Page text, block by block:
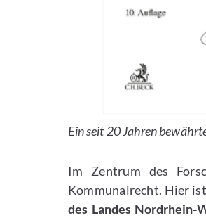
Ein seit 20 Jahren
Im Zentrum des
Kommunalrecht. Hier
des Landes Nordrhein-